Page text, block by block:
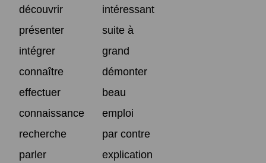
découvrir
intéressant
présenter
suite à
intégrer
grand
connaître
démonter
effectuer
beau
connaissance
emploi
recherche
par contre
parler
explication